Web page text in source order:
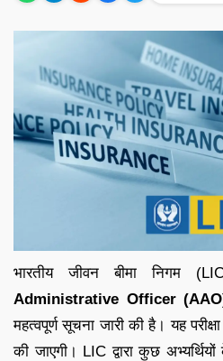
भारतीय जीवन बीमा निगम
Administrative Officer (AAO)
महत्वपूर्ण सूचना जारी की है। यह परीक्षा
की जाएगी। LIC द्वारा कुछ